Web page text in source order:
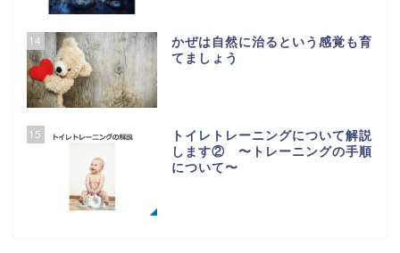
14
かぜは自然に治るという感覚も育
てましょう
15
トイレトレーニングについて解説
します② 〜トレーニングの手順
について〜